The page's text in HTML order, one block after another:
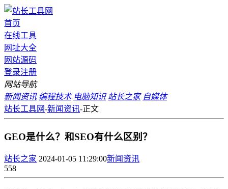
首页
在线工具
网址大全
网站源码
登录注册
网站导航
新闻资讯 编程技术 电脑知识 站长之家 自媒体
站长工具网-新闻资讯-正文
GEO是什么？和SEO有什么区别？
站长之家 2024-01-05 11:29:00新闻资讯
558